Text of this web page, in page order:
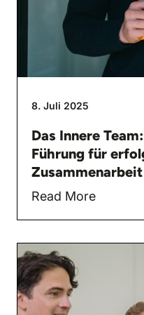
8. Juli 2025
Das Innere
Führung für
Zusammenarbeit
Read More